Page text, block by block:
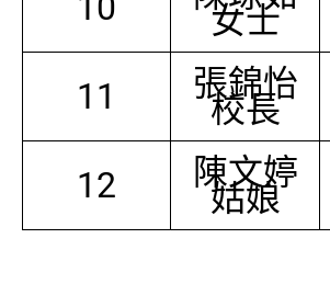
女士
11 張錦怡
校長
12 陳文婷
姑娘